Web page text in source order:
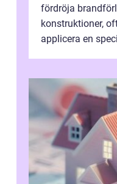
fördröja
konstruktioner,
applicera en